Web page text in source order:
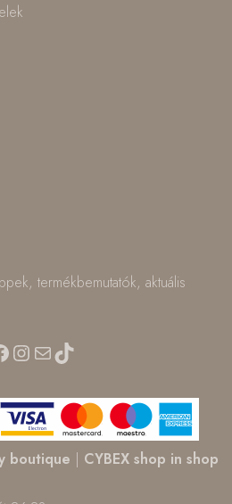
termékbemutatók, aktuális
Instagram
MailTikTok
boutique | CYBEX shop in shop